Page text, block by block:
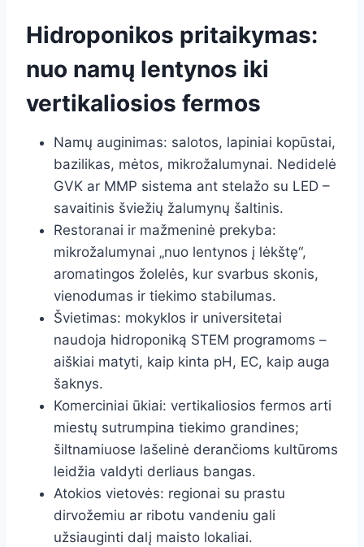
Hidroponikos pritaikymas:
nuo namų lentynos iki
vertikaliosios fermos
Namų auginimas: salotos, lapiniai kopūstai,
bazilikas, mėtos, mikrožalumynai. Nedidelė
GVK ar MMP sistema ant stelažo su LED –
savaitinis šviežių žalumynų šaltinis.
Restoranai ir mažmeninė prekyba:
mikrožalumynai „nuo lentynos į lėkštę“,
aromatingos žolelės, kur svarbus skonis,
vienodumas ir tiekimo stabilumas.
Švietimas: mokyklos ir universitetai
naudoja hidroponiką STEM programoms –
aiškiai matyti, kaip kinta pH, EC, kaip auga
šaknys.
Komerciniai ūkiai: vertikaliosios fermos arti
miestų sutrumpina tiekimo grandines;
šiltnamiuose lašelinė derančioms kultūroms
leidžia valdyti derliaus bangas.
Atokios vietovės: regionai su prastu
dirvožemiu ar ribotu vandeniu gali
užsiauginti dalį maisto lokaliai.